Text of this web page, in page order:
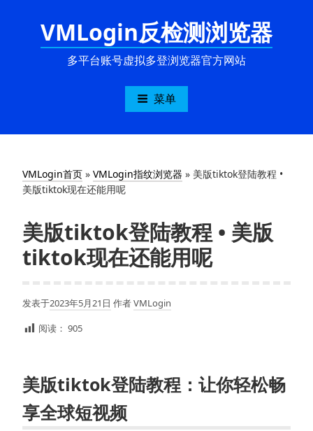
VMLogin反检测浏览器
多平台账号虚拟多登浏览器官方网站
菜单
VMLogin首页 » VMLogin指纹浏览器 » 美版tiktok登陆教程 •
美版tiktok现在还能用呢
美版tiktok登陆教程 • 美版
tiktok现在还能用呢
发表于2023年5月21日 作者VMLogin
阅读： 905
美版tiktok登陆教程：让你轻松畅
享全球短视频